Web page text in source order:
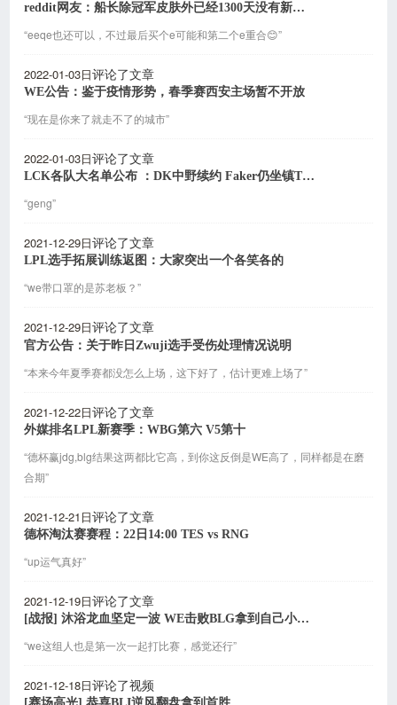
reddit网友：船长除冠军皮肤外已经1300天没有新皮肤
“eeqe也还可以，不过最后买个e可能和第二个e重合😊”
2022-01-03日评论了文章
WE公告：鉴于疫情形势，春季赛西安主场暂不开放
“现在是你来了就走不了的城市”
2022-01-03日评论了文章
LCK各队大名单公布 ：DK中野续约 Faker仍坐镇T1中路
“geng”
2021-12-29日评论了文章
LPL选手拓展训练返图：大家突出一个各笑各的
“we带口罩的是苏老板？”
2021-12-29日评论了文章
官方公告：关于昨日Zwuji选手受伤处理情况说明
“本来今年夏季赛都没怎么上场，这下好了，估计更难上场了”
2021-12-22日评论了文章
外媒排名LPL新赛季：WBG第六 V5第十
“德杯赢jdg,blg结果这两都比它高，到你这反倒是WE高了，同样都是在磨
合期”
2021-12-21日评论了文章
德杯淘汰赛赛程：22日14:00 TES vs RNG
“up运气真好”
2021-12-19日评论了文章
[战报] 沐浴龙血坚定一波 WE击败BLG拿到自己小组赛第三胜
“we这组人也是第一次一起打比赛，感觉还行”
2021-12-18日评论了视频